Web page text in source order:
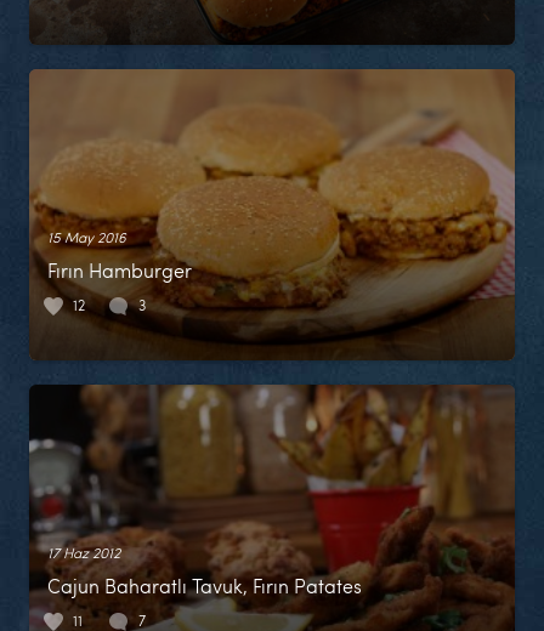
15 May 2016
Fırın Hamburger
12 3
17 Haz 2012
Cajun Baharatlı Tavuk, Fırın Patates
11 7